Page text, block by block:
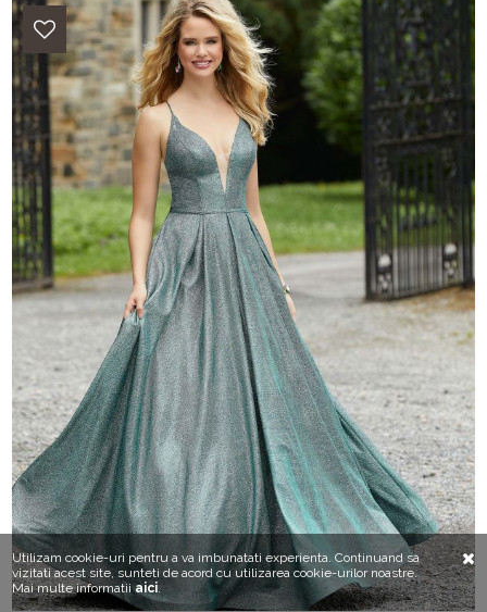
Utilizam cookie-uri pentru a va imbunatati experienta. Continuand sa
vizitati acest site, sunteti de acord cu utilizarea cookie-urilor noastre.
Mai multe informatiiaici.